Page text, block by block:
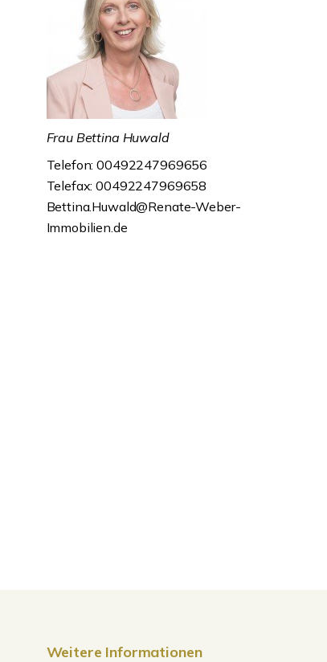
Frau Bettina Huwald
Telefon: 00492247969656
Telefax: 00492247969658
Bettina.Huwald@Renate-Weber-
Immobilien.de
Weitere Informationen